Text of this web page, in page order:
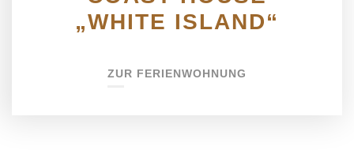
„WHITE ISLAND“
ZUR FERIENWOHNUNG